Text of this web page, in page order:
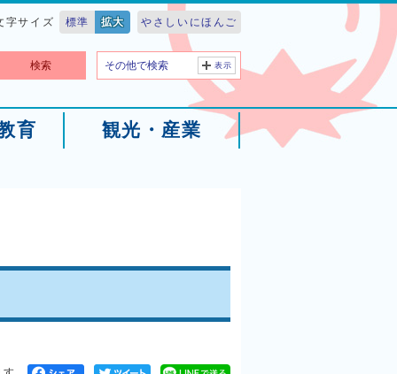
字サイズ 標準 拡大 やさしいにほんご
検索 その他で検索 表示
育 観光・産業